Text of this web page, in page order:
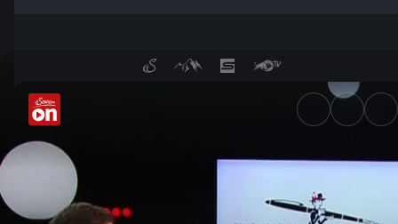
Die Zukunft der Schule: Wie